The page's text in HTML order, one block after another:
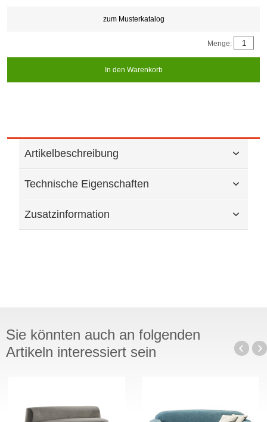
zum Musterkatalog
Menge:
In den Warenkorb
Artikelbeschreibung
Technische Eigenschaften
Zusatzinformation
Sie könnten auch an folgenden
Artikeln interessiert sein